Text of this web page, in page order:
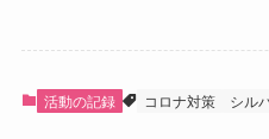
活動の記録 コロナ対策 シル